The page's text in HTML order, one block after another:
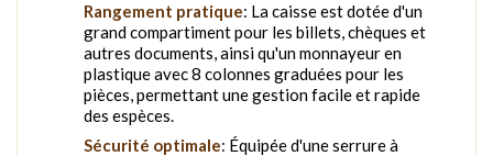
Rangement pratique: La caisse est dotée d'un
grand compartiment pour les billets, chèques et
autres documents, ainsi qu'un monnayeur en
plastique avec 8 colonnes graduées pour les
pièces, permettant une gestion facile et rapide
des espèces.
Sécurité optimale: Équipée d'une serrure à